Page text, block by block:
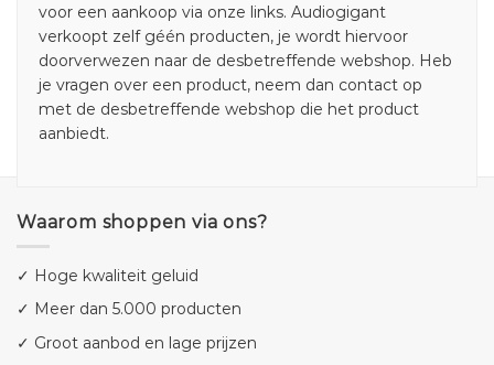
voor een aankoop via onze links. Audiogigant
verkoopt zelf géén producten, je wordt hiervoor
doorverwezen naar de desbetreffende webshop. Heb
je vragen over een product, neem dan contact op
met de desbetreffende webshop die het product
aanbiedt.
Waarom shoppen via ons?
✓ Hoge kwaliteit geluid
✓ Meer dan 5.000 producten
✓ Groot aanbod en lage prijzen